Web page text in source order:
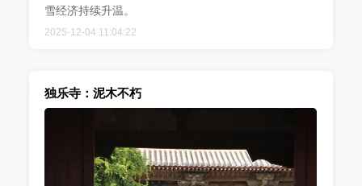
雪经济持续升温。
2025-12-04 11:04:22
独乐寺：泥木不朽